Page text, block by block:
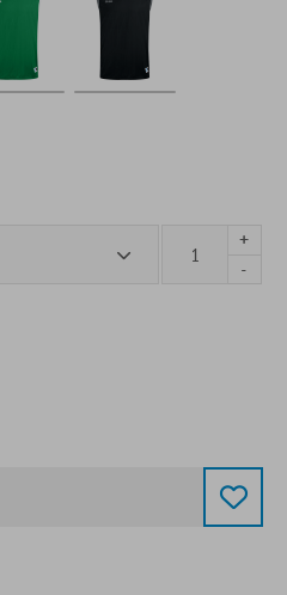
+
-